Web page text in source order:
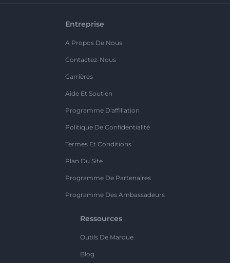
Entreprise
A Propos De Nous
Contactez-Nous
Carrières
Aide Et Soutien
Programme D'affiliation
Politique De Confidentialité
Termes Et Conditions
Plan Du Site
Programme De Partenaires
Programme Des Ambassadeurs
Ressources
Outils De Marque
Blog